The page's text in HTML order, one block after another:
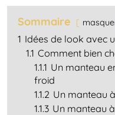
Sommaire
1 Idées de look avec
1.1 Comment bien
1.1.1 Un manteau
froid
1.1.2 Un manteau
1.1.3 Un manteau